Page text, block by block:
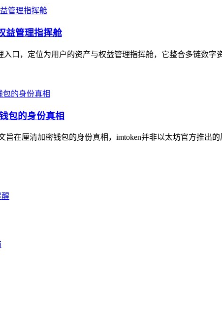
益管理指挥舱
入口，定位为用户的资产与权益管理指挥舱，它整合多链数
包的身份真相
旨在厘清加密钱包的身份真相，imtoken并非以太坊官方推出